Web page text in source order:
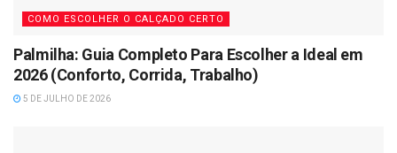
COMO ESCOLHER O CALÇADO CERTO
Palmilha: Guia Completo Para Escolher a Ideal em
2026 (Conforto, Corrida, Trabalho)
5 DE JULHO DE 2026